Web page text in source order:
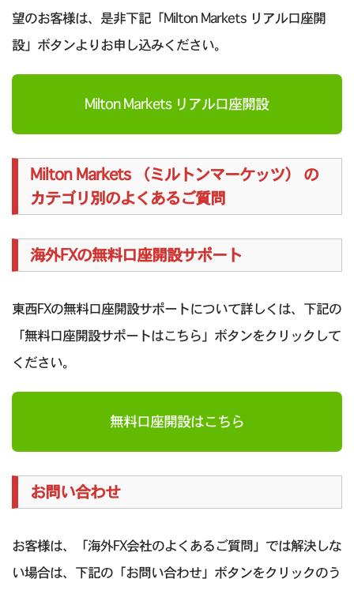
望のお客様は、是非下記「Milton Markets リアル口座開
設」ボタンよりお申し込みください。
Milton Markets リアル口座開設
Milton Markets （ミルトンマーケッツ） の
カテゴリ別のよくあるご質問
海外FXの無料口座開設サポート
東西FXの無料口座開設サポートについて詳しくは、下記の
「無料口座開設サポートはこちら」ボタンをクリックして
ください。
無料口座開設はこちら
お問い合わせ
お客様は、「海外FX会社のよくあるご質問」では解決しな
い場合は、下記の「お問い合わせ」ボタンをクリックのう